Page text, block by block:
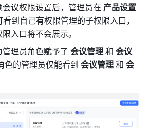
议权限设置后，管理员在
到自己有权限管理的子权限入口，
入口将不会展示。
管理员角色赋予了 会议管理 和 会议
色的管理员仅能看到 会议管理 和 会